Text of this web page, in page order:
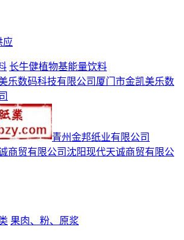
应
长牛健植物基能量饮料
厦门市金凯美乐数
青州金邦纸业有限公司
沈阳现代天诚商贸有限公
果肉、粉、原浆